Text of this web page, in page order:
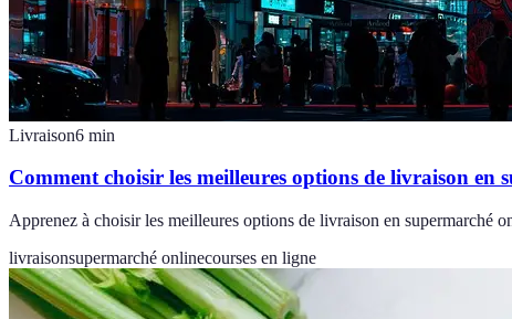
Livraison6 min
Comment choisir les meilleures options de livraison en
Apprenez à choisir les meilleures options de livraison en supermarché
livraisonsupermarché onlinecourses en ligne